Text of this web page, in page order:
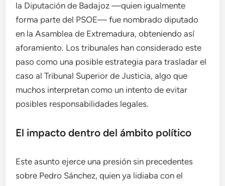
la Diputación de Badajoz —quien igualmente
forma parte del PSOE— fue nombrado diputado
en la Asamblea de Extremadura, obteniendo así
aforamiento. Los tribunales han considerado este
paso como una posible estrategia para trasladar el
caso al Tribunal Superior de Justicia, algo que
muchos interpretan como un intento de evitar
posibles responsabilidades legales.
El impacto dentro del ámbito político
Este asunto ejerce una presión sin precedentes
sobre Pedro Sánchez, quien ya lidiaba con el